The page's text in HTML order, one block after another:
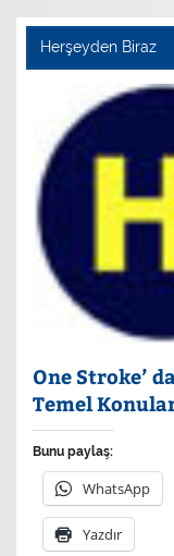
Herşeyden Biraz
One Stroke’
Temel
Bunu paylaş:
WhatsApp
Yazdır